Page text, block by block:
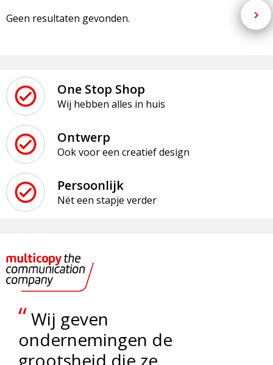
Geen resultaten gevonden.
One Stop Shop
Wij hebben alles in huis
Ontwerp
Ook voor een creatief design
Persoonlijk
Nét een stapje verder
“Wij geven
ondernemingen de
grootsheid die ze